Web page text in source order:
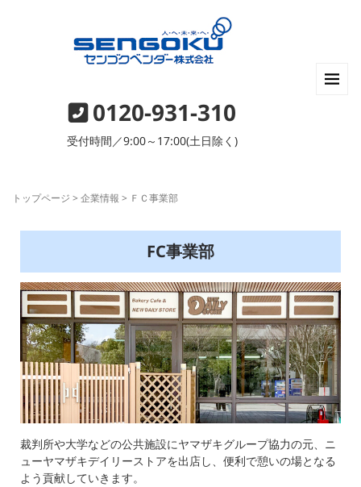
0120-931-310
受付時間／9:00～17:00(土日除く)
トップページ > 企業情報 > ＦＣ事業部
FC事業部
裁判所や大学などの公共施設にヤマザキグループ協力の元、ニ
ューヤマザキデイリーストアを出店し、便利で憩いの場となる
よう貢献していきます。